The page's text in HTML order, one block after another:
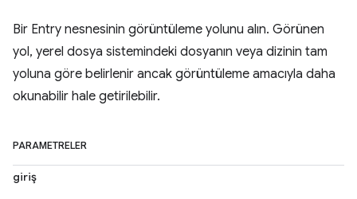
Bir Entry nesnesinin görüntüleme yolunu alın. Görünen
yol, yerel dosya sistemindeki dosyanın veya dizinin tam
yoluna göre belirlenir ancak görüntüleme amacıyla daha
okunabilir hale getirilebilir.
PARAMETRELER
giriş